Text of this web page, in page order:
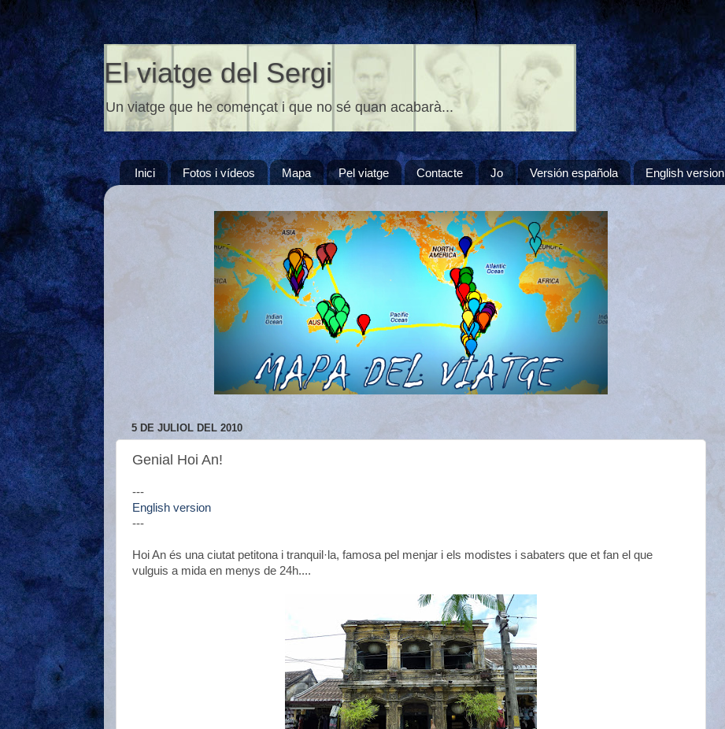
El viatge del Sergi
Un viatge que he començat i que no sé quan acabarà...
Inici Fotos i vídeos Mapa Pel viatge Contacte Jo Versión española English version
5 DE JULIOL DEL 2010
Genial Hoi An!
---
English version
---
Hoi An és una ciutat petitona i tranquil·la, famosa pel menjar i els modistes i sabaters que et fan el que
vulguis a mida en menys de 24h....